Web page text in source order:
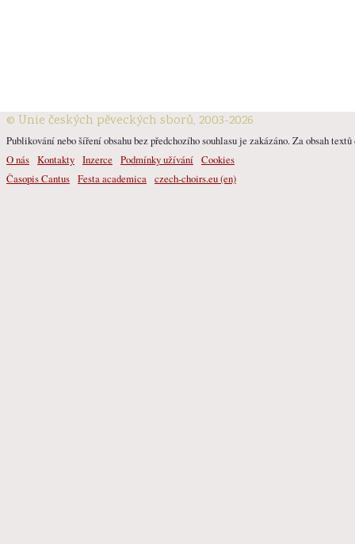
© Unie českých pěveckých sborů, 2003-2026
Publikování nebo šíření obsahu bez předchozího souhlasu je zakázáno. Za obsah
O nás Kontakty Inzerce Podmínky užívání Cookies
Časopis Cantus Festa academica czech-choirs.eu (en)